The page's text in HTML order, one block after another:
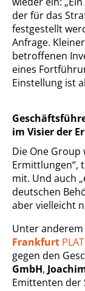
der für das
festgestellt
Anfrage.
betroffenen
eines
Einstellung ist
im Visier der
Die One
Ermittlungen“,
mit. Und auch
deutschen
aber vielleicht
Unter
Frankfurt
gegen den
GmbH,
Emittenten der